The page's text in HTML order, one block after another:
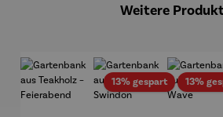
Weitere
13% gespartRabatt
13%